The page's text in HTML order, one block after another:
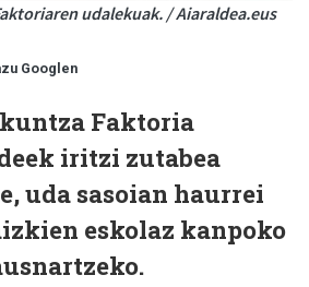
udalekuak. / Aiaraldea.eus
Googlen
Faktoria
iritzi zutabea
uda sasoian haurrei
eskolaz kanpoko